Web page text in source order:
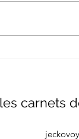
les carnets